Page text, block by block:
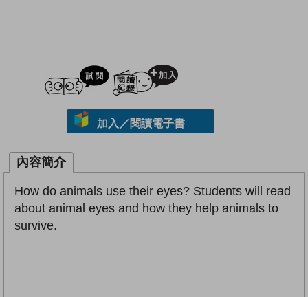
試閲
加入／閱讀電子書
內容簡介
How do animals use their eyes? Students will read
about animal eyes and how they help animals to
survive.